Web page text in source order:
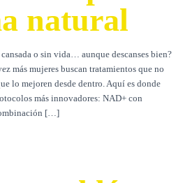
natural
o sin vida… aunque descanses bien?
más mujeres buscan tratamientos que no
lo mejoren desde dentro. Aquí es donde
más innovadores: NAD+ con
[…]